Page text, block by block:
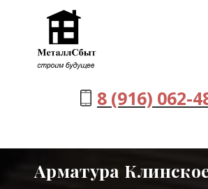
8 (916) 062-
Арматура